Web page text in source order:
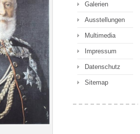
Galerien
Ausstellungen
Multimedia
Impressum
Datenschutz
Sitemap